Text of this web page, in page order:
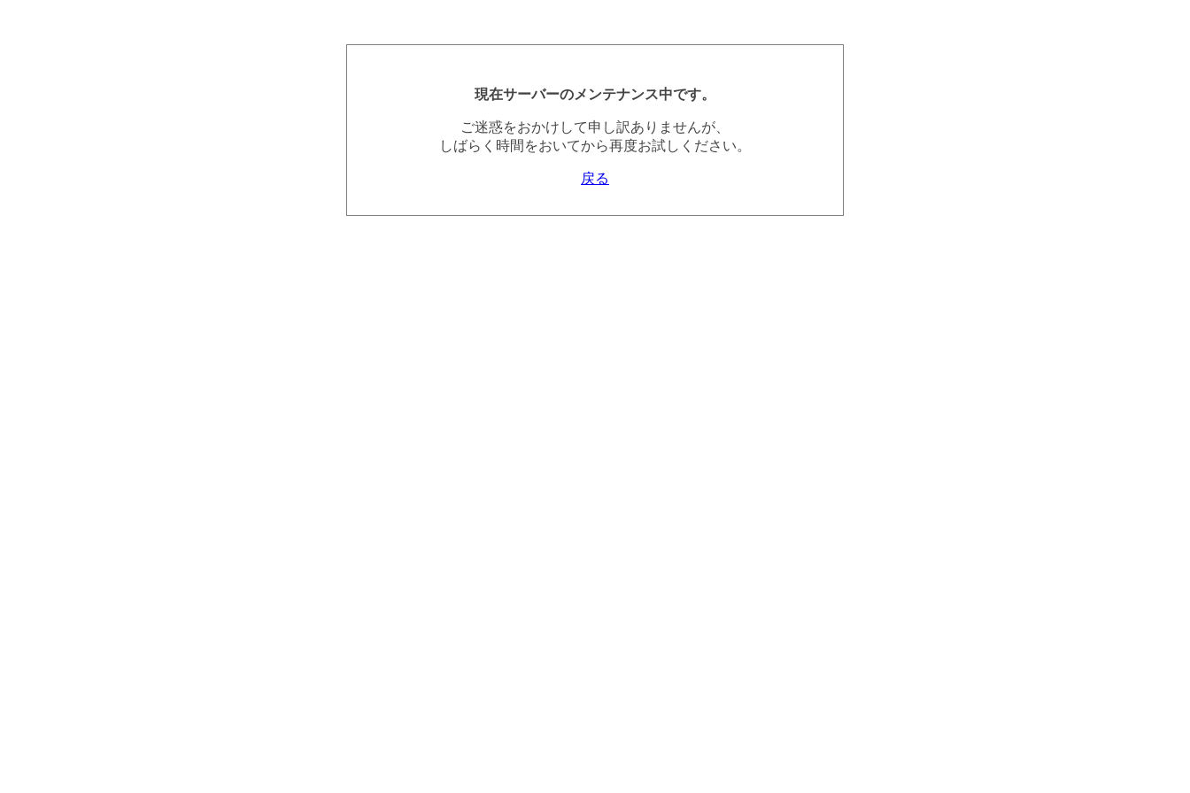
現在サーバーのメンテナンス中です。
ご迷惑をおかけして申し訳ありませんが、
しばらく時間をおいてから再度お試しください。
戻る